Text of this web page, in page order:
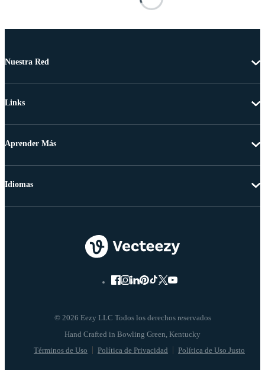
Nuestra Red
Links
Aprender Más
© 2026 Eezy LLC Todos los derechos reservados
Términos de Uso Política de Privacidad Política de Uso Justo
Idiomas